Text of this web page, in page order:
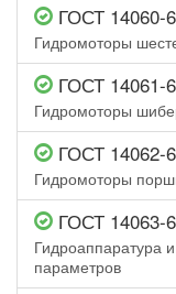
ГОСТ 14060-
Гидромоторы
ГОСТ 14061-
Гидромоторы
ГОСТ 14062-
Гидромоторы
ГОСТ 14063-
Гидроаппаратура
параметров